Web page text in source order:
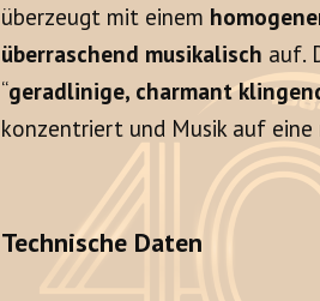
überzeugt mit einem
überraschend musikalisch auf.
“geradlinige, charmant
konzentriert und Musik auf
Technische Daten